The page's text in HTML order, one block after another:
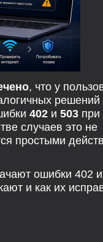
, что у
решений
402 и 503 при
случаев это не
простыми
ошибки 402
и как их